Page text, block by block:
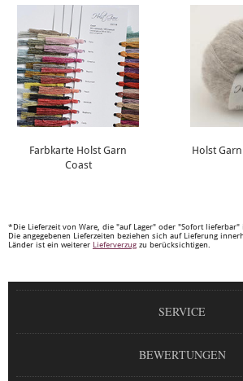
Farbkarte Holst Garn
Coast
Holst
*Die Lieferzeit von Ware, die "auf Lager" oder "Sofort lieferbar"
Die angegebenen Lieferzeiten beziehen sich auf Lieferung
Länder ist ein weiterer Lieferverzug zu berücksichtigen.
SERVICE
BEWERTUNGEN